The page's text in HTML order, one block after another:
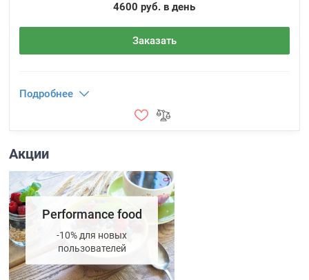
4600 руб. в день
Заказать
Подробнее
Акции
Performance food
-10% для новых
пользователей